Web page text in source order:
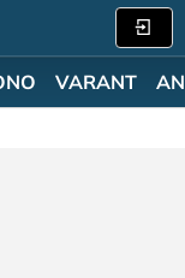
VARANT